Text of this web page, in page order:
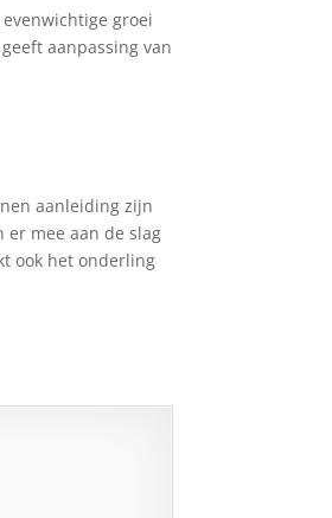
groei
aanpassing van
aanleiding zijn
er mee aan de slag
ook het onderling